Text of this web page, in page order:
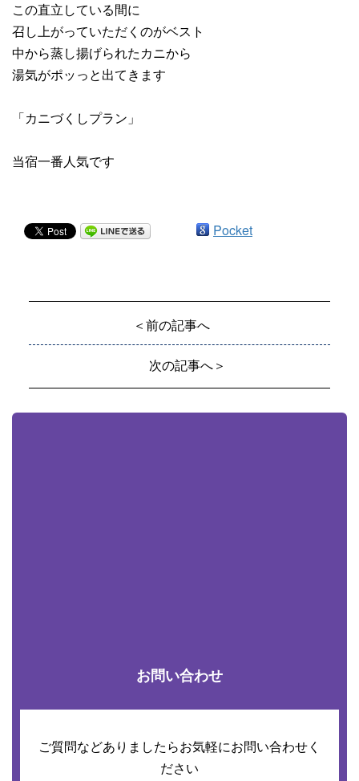
この直立している間に
召し上がっていただくのがベスト
中から蒸し揚げられたカニから
湯気がポッっと出てきます
「カニづくしプラン」
当宿一番人気です
Pocket
＜前の記事へ
次の記事へ＞
お問い合わせ
ご質問などありましたらお気軽にお問い合わせく
ださい